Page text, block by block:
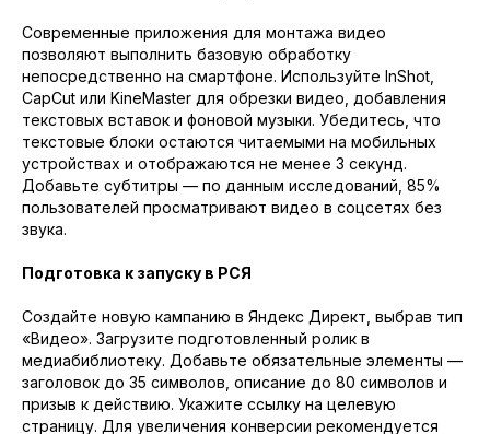
Современные приложения для монтажа видео
позволяют выполнить базовую обработку
непосредственно на смартфоне. Используйте InShot,
CapCut или KineMaster для обрезки видео, добавления
текстовых вставок и фоновой музыки. Убедитесь, что
текстовые блоки остаются читаемыми на мобильных
устройствах и отображаются не менее 3 секунд.
Добавьте субтитры — по данным исследований, 85%
пользователей просматривают видео в соцсетях без
звука.
Подготовка к запуску в РСЯ
Создайте новую кампанию в Яндекс Директ, выбрав тип
«Видео». Загрузите подготовленный ролик в
медиабиблиотеку. Добавьте обязательные элементы —
заголовок до 35 символов, описание до 80 символов и
призыв к действию. Укажите ссылку на целевую
страницу. Для увеличения конверсии рекомендуется